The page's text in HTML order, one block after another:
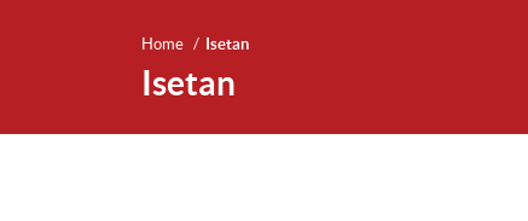
Home Isetan
Isetan